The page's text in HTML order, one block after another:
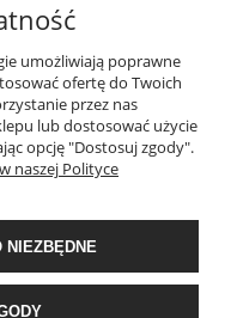
I KOSZTY DOSTAWY
umożliwiają poprawne
ofertę do Twoich
przez nas
lub dostosować użycie
opcję "Dostosuj zgody".
naszej Polityce
NIEZBĘDNE